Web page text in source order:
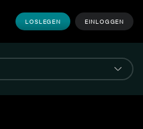
LOSLEGEN EINLOGGEN